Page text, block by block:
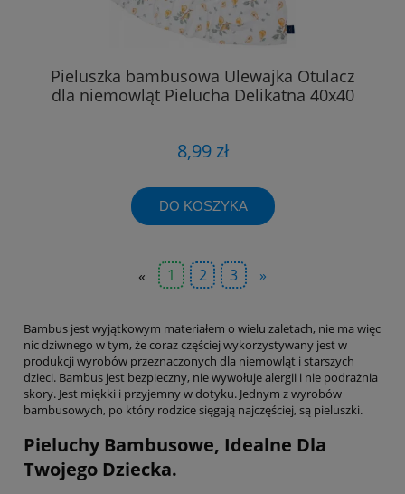
Pieluszka bambusowa Ulewajka Otulacz
dla niemowląt Pielucha Delikatna 40x40
8,99 zł
DO KOSZYKA
« 1 2 3 »
Bambus jest wyjątkowym materiałem o wielu zaletach, nie ma więc
nic dziwnego w tym, że coraz częściej wykorzystywany jest w
produkcji wyrobów przeznaczonych dla niemowląt i starszych
dzieci. Bambus jest bezpieczny, nie wywołuje alergii i nie podrażnia
skory. Jest miękki i przyjemny w dotyku. Jednym z wyrobów
bambusowych, po który rodzice sięgają najczęściej, są pieluszki.
Pieluchy Bambusowe, Idealne Dla
Twojego Dziecka.